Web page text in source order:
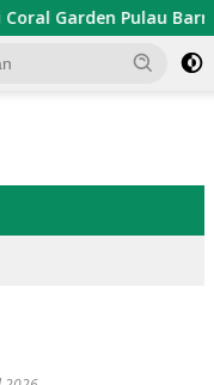
Pulau Barrang Caddi